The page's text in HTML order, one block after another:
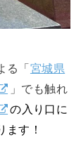
る「宮城県
」でも触れ
の入り口に
ます！